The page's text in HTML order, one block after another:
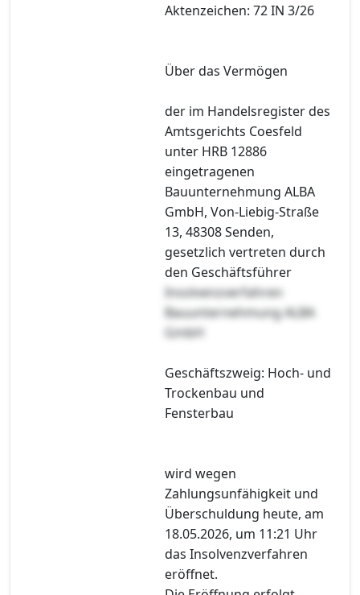
Aktenzeichen: 72 IN 3/26
Über das Vermögen
der im Handelsregister des
Amtsgerichts Coesfeld
unter HRB 12886
eingetragenen
Bauunternehmung ALBA
GmbH, Von-Liebig-Straße
13, 48308 Senden,
gesetzlich vertreten durch
den Geschäftsführer
Insolvenzverfahren
Bauunternehmung ALBA
GmbH
Geschäftszweig: Hoch- und
Trockenbau und
Fensterbau
wird wegen
Zahlungsunfähigkeit und
Überschuldung heute, am
18.05.2026, um 11:21 Uhr
das Insolvenzverfahren
eröffnet.